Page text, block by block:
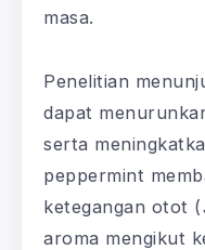
masa.
Penelitian
dapat
serta
peppermint
ketegangan otot (
aroma mengikut